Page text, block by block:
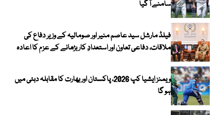
سامنے آ گیا
فیلڈ مارشل سید عاصم منیر اور صومالیہ کے وزیر دفاع کی
ملاقات، دفاعی تعاون اور استعدادِ کار بڑھانے کے عزم کا اعادہ
ویمنز ایشیا کپ 2026، پاکستان اور بھارت کا مقابلہ دبئی میں
ہو گا